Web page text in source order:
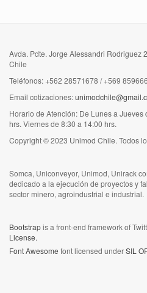
Avda. Pdte. Jorge Alessandri Rodriguez
Chile
Teléfonos: +562 28571678 / +569
Email cotizaciones:
Horario de Atención: De Lunes a
hrs. Viernes de 8:30 a 14:00 hrs.
Copyright © 2023 Unimod Chile. Todos
Somca, Uniconveyor, Unimod, Unirack
dedicado a la ejecución de proyectos y
sector minero, agroindustrial e industrial.
Bootstrapis a front-end framework of
License.
Font Awesome font licensed underSIL